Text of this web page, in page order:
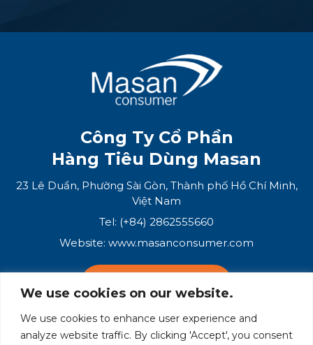
We use cookies on our website.
We use cookies to enhance user experience and
analyze website traffic. By clicking 'Accept', you consent
Công Ty Cổ Phần
Hàng Tiêu Dùng Masan
23 Lê Duẩn, Phường Sài Gòn, Thành phố Hồ Chí Minh,
Việt Nam
Tel: (+84) 2862555660
Website: www.masanconsumer.com
Hệ Sinh Thái Masan